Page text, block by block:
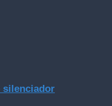
silenciador